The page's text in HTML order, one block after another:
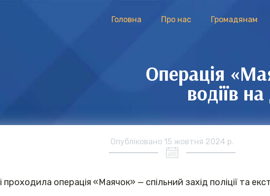
Головна Про нас Громадянам
Операція
водіїв
Опубліковано 15 жовтня 2024 р.
проходила операція «Маячок» — спільний захід поліції та